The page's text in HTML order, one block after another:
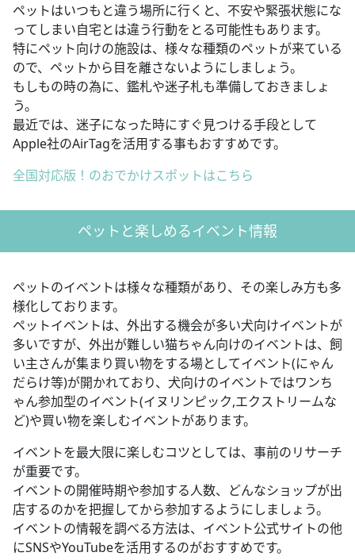
ペットはいつもと違う場所に行くと、不安や緊張状態にな
ってしまい自宅とは違う行動をとる可能性もあります。
特にペット向けの施設は、様々な種類のペットが来ている
ので、ペットから目を離さないようにしましょう。
もしもの時の為に、鑑札や迷子札も準備しておきましょ
う。
最近では、迷子になった時にすぐ見つける手段として
Apple社のAirTagを活用する事もおすすめです。
全国対応版！のおでかけスポットはこちら
ペットと楽しめるイベント情報
ペットのイベントは様々な種類があり、その楽しみ方も多
様化しております。
ペットイベントは、外出する機会が多い犬向けイベントが
多いですが、外出が難しい猫ちゃん向けのイベントは、飼
い主さんが集まり買い物をする場としてイベント(にゃん
だらけ等)が開かれており、犬向けのイベントではワンち
ゃん参加型のイベント(イヌリンピック,エクストリームな
ど)や買い物を楽しむイベントがあります。
イベントを最大限に楽しむコツとしては、事前のリサーチ
が重要です。
イベントの開催時期や参加する人数、どんなショップが出
店するのかを把握してから参加するようにしましょう。
イベントの情報を調べる方法は、イベント公式サイトの他
にSNSやYouTubeを活用するのがおすすめです。